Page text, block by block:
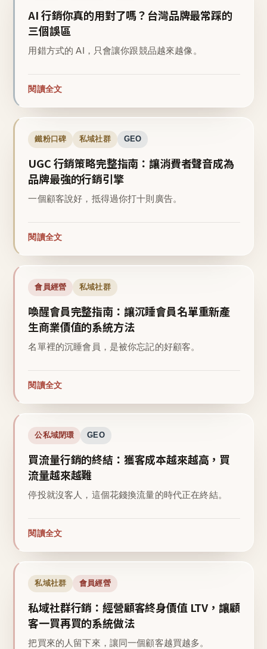
AI 行銷你真的用對了嗎？台灣品牌最常踩的
三個誤區
用錯方式的 AI，只會讓你跟競品越來越像。
閱讀全文
鐵粉口碑 私域社群 GEO
UGC 行銷策略完整指南：讓消費者聲音成為
品牌最強的行銷引擎
一個顧客說好，抵得過你打十則廣告。
閱讀全文
會員經營 私域社群
喚醒會員完整指南：讓沉睡會員名單重新產
生商業價值的系統方法
名單裡的沉睡會員，是被你忘記的好顧客。
閱讀全文
公私域閉環 GEO
買流量行銷的終結：獲客成本越來越高，買
流量越來越難
停投就沒客人，這個花錢換流量的時代正在終結。
閱讀全文
私域社群 會員經營
私域社群行銷：經營顧客終身價值 LTV，讓顧
客一買再買的系統做法
把買來的人留下來，讓同一個顧客越買越多。